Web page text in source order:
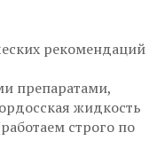
рекомендаций
препаратами,
жидкость
строго по